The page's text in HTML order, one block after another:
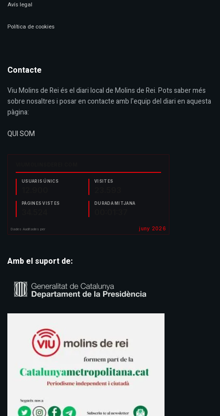
Avís legal
Política de cookies
Contacte
Viu Molins de Rei és el diari local de Molins de Rei. Pots saber més
sobre nosaltres i posar en contacte amb l'equip del diari en aquesta
pàgina:
QUI SOM
Amb el suport de: